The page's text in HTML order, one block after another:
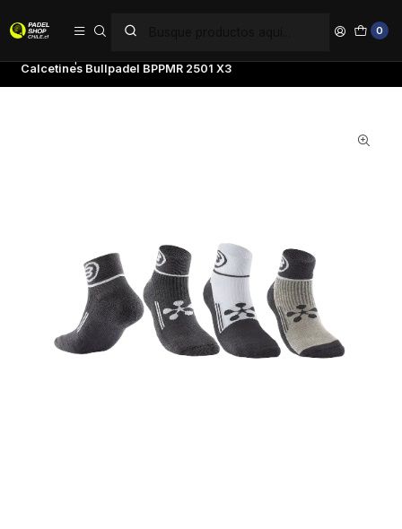
0
Calcetines Bullpadel BPPMR 2501 X3